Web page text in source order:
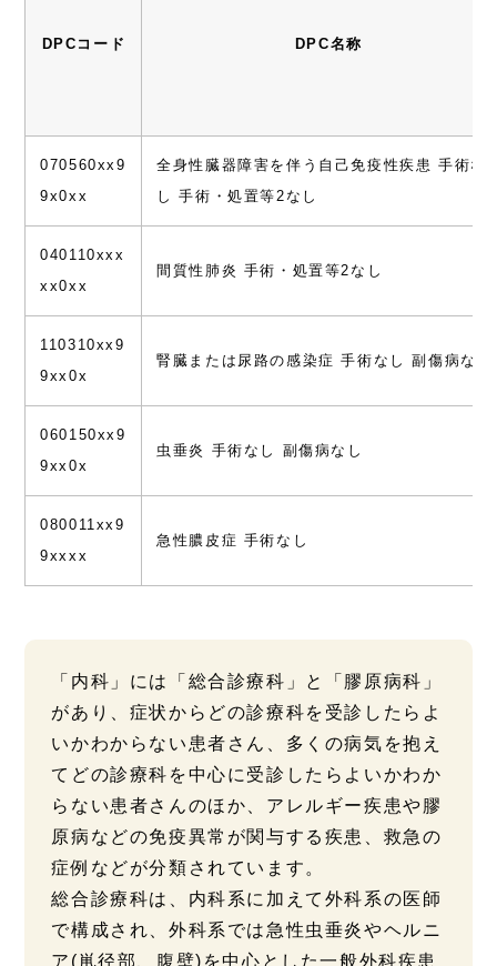
DPCコード DPC名称
070560xx9
9x0xx
全身性臓器障害を伴う自己免疫性疾患 手術な
し 手術・処置等2なし
040110xxx
xx0xx
間質性肺炎 手術・処置等2なし
110310xx9
9xx0x
腎臓または尿路の感染症 手術なし 副傷病なし
060150xx9
9xx0x
虫垂炎 手術なし 副傷病なし
080011xx9
9xxxx
急性膿皮症 手術なし
「内科」には「総合診療科」と「膠原病科」
があり、症状からどの診療科を受診したらよ
いかわからない患者さん、多くの病気を抱え
てどの診療科を中心に受診したらよいかわか
らない患者さんのほか、アレルギー疾患や膠
原病などの免疫異常が関与する疾患、救急の
症例などが分類されています。
総合診療科は、内科系に加えて外科系の医師
で構成され、外科系では急性虫垂炎やヘルニ
ア(鼡径部、腹壁)を中心とした一般外科疾患